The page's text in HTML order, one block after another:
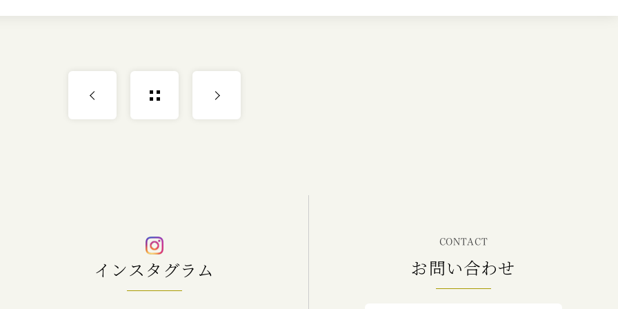
インスタグラム
CONTACT
お問い合わせ